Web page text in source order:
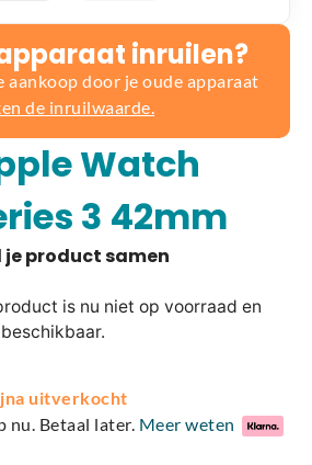
inruilen?
aankoop door je oude apparaat
de inruilwaarde.
Watch
3 42mm
is nu niet op voorraad en
uitverkocht
nu. Betaal later. Meer weten